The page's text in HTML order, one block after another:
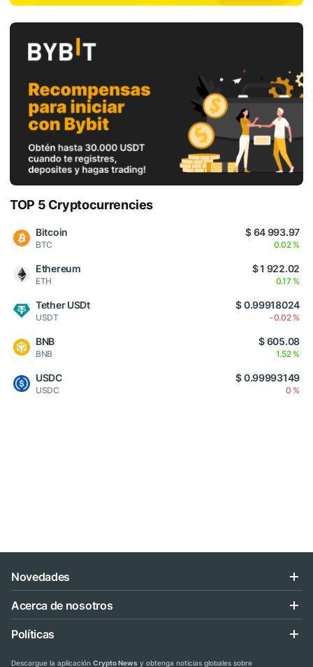
TOP 5 Cryptocurrencies
Bitcoin
BTC
$ 64 993.97
0.02 %
Ethereum
ETH
$ 1 922.02
0.17 %
Tether USDt
USDT
$ 0.99918024
-0.02 %
BNB
BNB
$ 605.08
1.52 %
USDC
USDC
$ 0.99993149
0 %
Novedades
Acerca de nosotros
Políticas
Descargue la aplicación Crypto News y obtenga noticias globales sobre